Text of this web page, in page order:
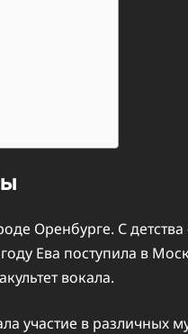
Оренбурге. С
Ева поступила в
вокала.
участие в различных